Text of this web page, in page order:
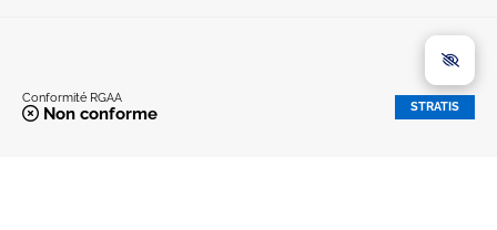
Conformité RGAA
Non conforme STRATIS